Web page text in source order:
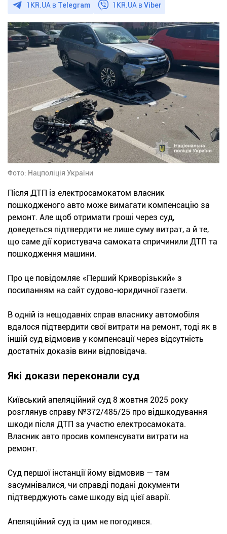
1KR.UA в Telegram 1KR.UA вViber
Фото: Нацполіція України
Після ДТП із електросамокатом власник
пошкодженого авто може вимагати компенсацію за
ремонт. Але щоб отримати гроші через суд,
доведеться підтвердити не лише суму витрат, а й те,
що саме дії користувача самоката спричинили ДТП та
пошкодження машини.
Про це повідомляє «Перший Криворізький» з
посиланням на сайт судово-юридичної газети.
В одній із нещодавніх справ власнику автомобіля
вдалося підтвердити свої витрати на ремонт, тоді як в
іншій суд відмовив у компенсації через відсутність
достатніх доказів вини відповідача.
Які докази переконали суд
Київський апеляційний суд 8 жовтня 2025 року
розглянув справу №372/485/25 про відшкодування
шкоди після ДТП за участю електросамоката.
Власник авто просив компенсувати витрати на
ремонт.
Суд першої інстанції йому відмовив — там
засумнівалися, чи справді подані документи
підтверджують саме шкоду від цієї аварії.
Апеляційний суд із цим не погодився.